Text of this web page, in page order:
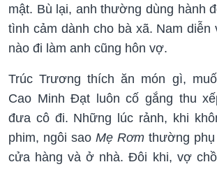
mật. Bù lại, anh thường dùng hành
tình cảm dành cho bà xã. Nam diễn
nào đi làm anh cũng hôn vợ.
Trúc Trương thích ăn món gì,
Cao Minh Đạt luôn cố gắng thu
đưa cô đi. Những lúc rảnh, khi
phim, ngôi sao Mẹ Rơm thường
cửa hàng và ở nhà. Đôi khi, vợ